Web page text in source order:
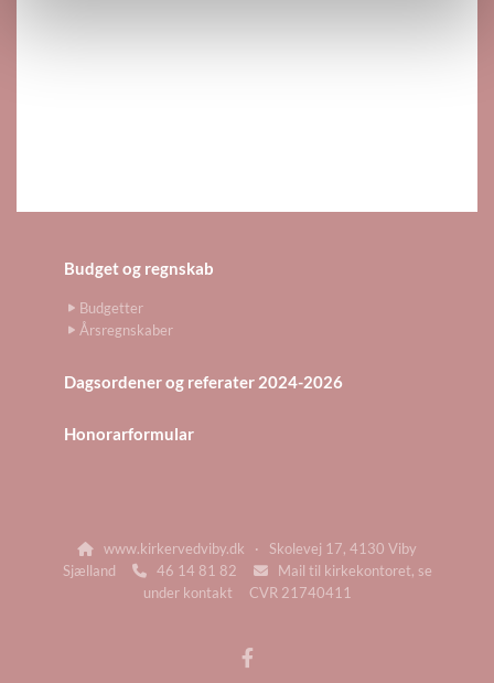
Budget og regnskab
Budgetter
Årsregnskaber
Dagsordener og referater 2024-2026
Honorarformular

www.kirkervedviby.dk · Skolevej 17, 4130 Viby
Sjælland
46 14 81 82 Mail til kirkekontoret, se
under kontakt CVR 21740411